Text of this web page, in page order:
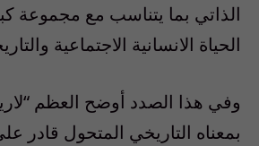
الذاتي بما يتناسب مع مجموعة
الحياة الانسانية الاجتماعية
وفي هذا الصدد أوضح العظم
بمعناه التاريخي المتحول قادر